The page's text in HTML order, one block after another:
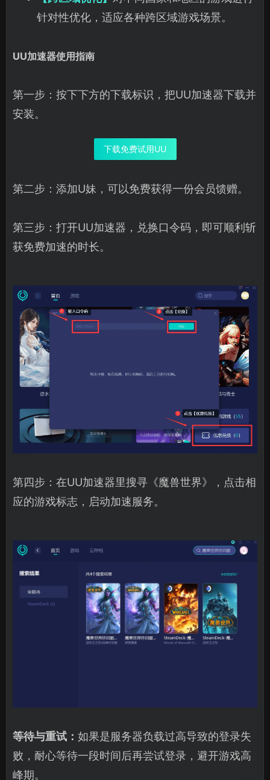
针对性优化，适应各种跨区域游戏场景。
UU加速器使用指南
第一步：按下下方的下载标识，把UU加速器下载并
安装。
下载免费试用UU
第二步：添加U妹，可以免费获得一份会员馈赠。
第三步：打开UU加速器，兑换口令码，即可顺利斩
获免费加速的时长。
第四步：在UU加速器里搜寻《魔兽世界》，点击相
应的游戏标志，启动加速服务。
等待与重试： 如果是服务器负载过高导致的登录失
败，耐心等待一段时间后再尝试登录，避开游戏高
峰期。